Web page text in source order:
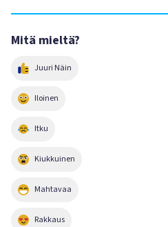
Mitä mieltä?
Juuri Näin
Iloinen
Itku
Kiukkuinen
Mahtavaa
Rakkaus